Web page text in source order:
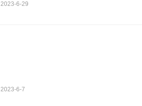
2023-6-29
2023-6-7